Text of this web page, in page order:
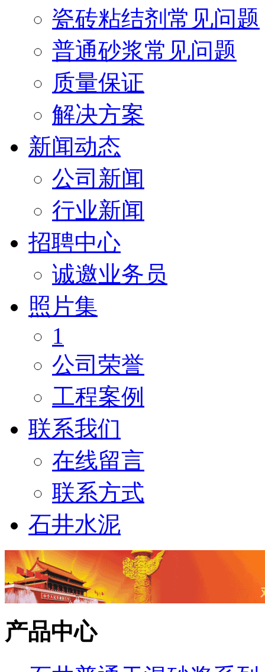
瓷砖粘结剂常见问题
普通砂浆常见问题
质量保证
解决方案
新闻动态
公司新闻
行业新闻
招聘中心
诚邀业务员
照片集
1
公司荣誉
工程案例
联系我们
在线留言
联系方式
石井水泥
产品中心